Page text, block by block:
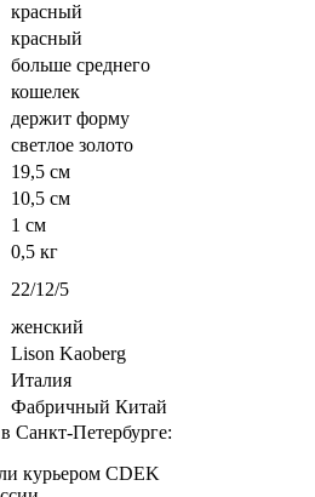
красный
красный
больше среднего
кошелек
держит форму
светлое золото
19,5 см
10,5 см
1 см
0,5 кг
22/12/5
женский
Lison Kaoberg
Италия
Фабричный Китай
Санкт-Петербурге:
курьером CDEK